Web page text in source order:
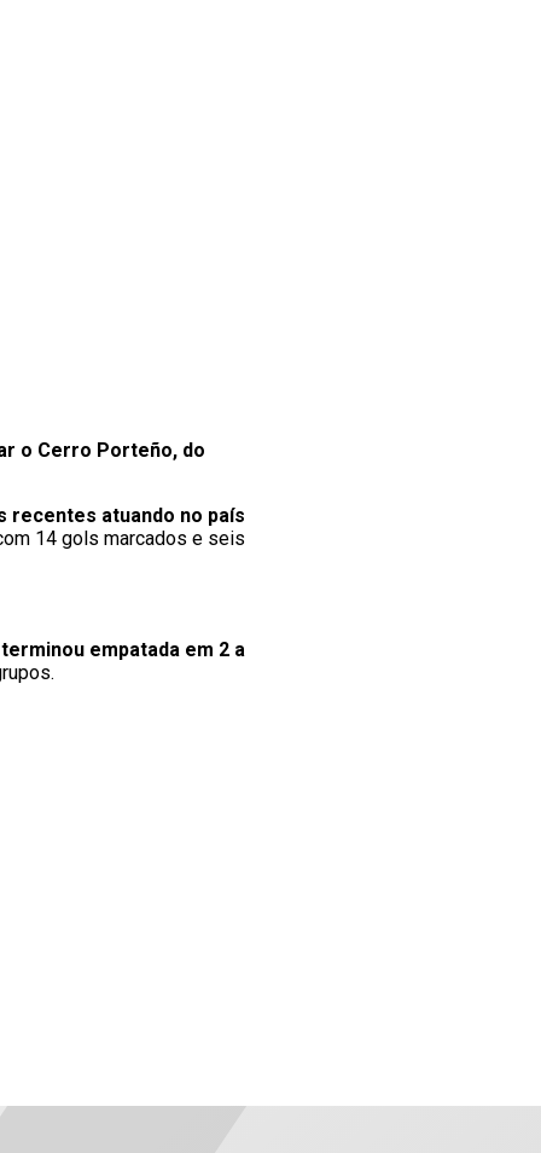
o Cerro Porteño, do
recentes atuando no país
14 gols marcados e seis
terminou empatada em 2 a